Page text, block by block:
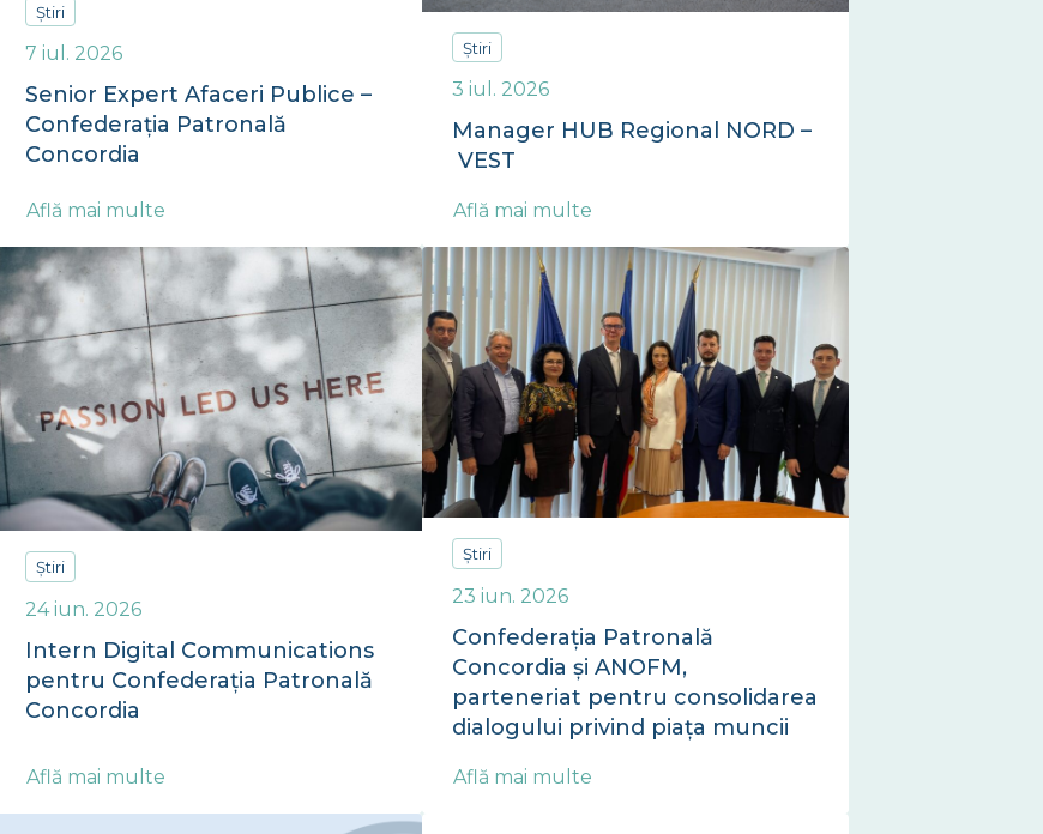
Știri
7 iul. 2026
Senior Expert Afaceri Publice –
Confederația Patronală
Concordia
Află mai multe
Știri
3 iul. 2026
Manager HUB Regional NORD –
VEST
Află mai multe
Știri
24 iun. 2026
Intern Digital Communications
pentru Confederația Patronală
Concordia
Află mai multe
Știri
23 iun. 2026
Confederația Patronală
Concordia și ANOFM,
parteneriat pentru consolidarea
dialogului privind piața muncii
Află mai multe